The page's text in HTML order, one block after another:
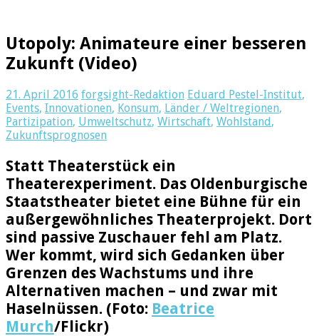
Utopoly: Animateure einer besseren
Zukunft (Video)
21. April 2016 forgsight-Redaktion Eduard Pestel-Institut,
Events, Innovationen, Konsum, Länder / Weltregionen,
Partizipation, Umweltschutz, Wirtschaft, Wohlstand,
Zukunftsprognosen
Statt Theaterstück ein
Theaterexperiment. Das Oldenburgische
Staatstheater bietet eine Bühne für ein
außergewöhnliches Theaterprojekt. Dort
sind passive Zuschauer fehl am Platz.
Wer kommt, wird sich Gedanken über
Grenzen des Wachstums und ihre
Alternativen machen – und zwar mit
Haselnüssen. (Foto: Beatrice
Murch/Flickr)